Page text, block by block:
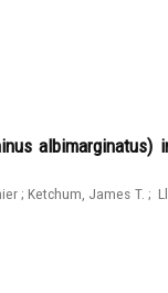
albimarginatus)
;Ketchum, James T. ;